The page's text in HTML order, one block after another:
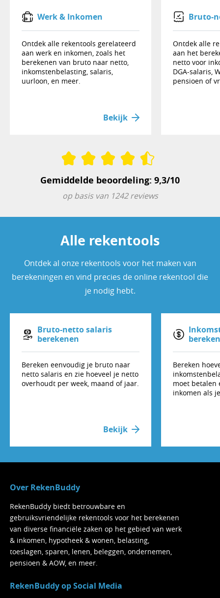
Werk & Inkomen
Ontdek alle rekentools gerelateerd
aan werk en inkomen, zoals het
berekenen van bruto naar netto,
inkomstenbelasting, salaris,
uurloon, en meer.
Bekijk
Bruto-
Ontdek alle
aan het
netto voor
DGA-salaris,
pensioen of
Gemiddelde beoordeling: 9,3/10
op basis van 1242 reviews
Alle rekentools
Ontdek al onze rekentools voor het maken van
berekeningen en vind precies de online rekentool die
je nodig hebt.
Bruto-netto salaris
berekenen
Bereken eenvoudig je bruto naar
netto salaris en zie hoeveel je netto
overhoudt per week, maand of jaar.
Bekijk
Bereken
moet betalen
inkomen als
Over RekenBuddy
RekenBuddy biedt betrouwbare en
gebruiksvriendelijke rekentools voor het berekenen
van diverse financiële zaken op het gebied van werk
& inkomen, hypotheek & wonen, belasting,
toeslagen, sparen, lenen, beleggen, ondernemen,
pensioen & AOW, en meer.
RekenBuddy op Social Media